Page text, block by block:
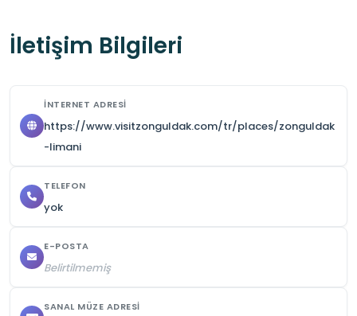
Öğretmen rehberliğinde gezilmeli.
İletişim Bilgileri
İNTERNET ADRESI
https://www.visitzonguldak.com/tr/places/zonguldak
-limani
TELEFON
yok
E-POSTA
Belirtilmemiş
SANAL MÜZE ADRESI